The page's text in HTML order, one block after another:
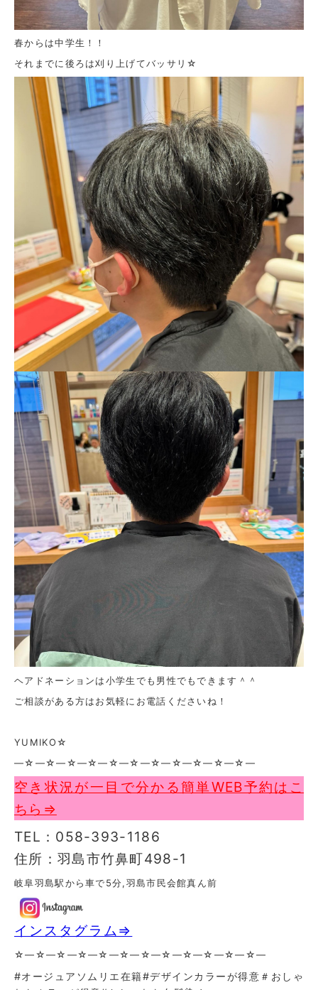
春からは中学生！！
それまでに後ろは刈り上げてバッサリ☆
ヘアドネーションは小学生でも男性でもできます＾＾
ご相談がある方はお気軽にお電話くださいね！
YUMIKO☆
—☆—☆—☆—☆—☆—☆—☆—☆—☆—☆—☆—
空き状況が一目で分かる簡単WEB予約はこ
ちら⇒
TEL：058-393-1186
住所：羽島市竹鼻町498-1
岐阜羽島駅から車で5分,羽島市民会館真ん前
インスタグラム⇒
☆—☆—☆—☆—☆—☆—☆—☆—☆—☆—☆—☆—
#オージュアソムリエ在籍#デザインカラーが得意＃おしゃ